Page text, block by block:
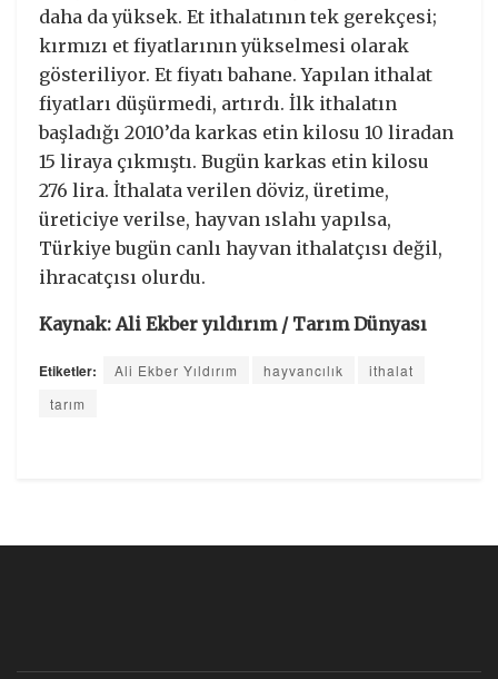
daha da yüksek. Et ithalatının tek gerekçesi;
kırmızı et fiyatlarının yükselmesi olarak
gösteriliyor. Et fiyatı bahane. Yapılan ithalat
fiyatları düşürmedi, artırdı. İlk ithalatın
başladığı 2010’da karkas etin kilosu 10 liradan
15 liraya çıkmıştı. Bugün karkas etin kilosu
276 lira. İthalata verilen döviz, üretime,
üreticiye verilse, hayvan ıslahı yapılsa,
Türkiye bugün canlı hayvan ithalatçısı değil,
ihracatçısı olurdu.
Kaynak: Ali Ekber yıldırım / Tarım Dünyası
Etiketler: Ali Ekber Yıldırım hayvancılık
ithalat
tarım